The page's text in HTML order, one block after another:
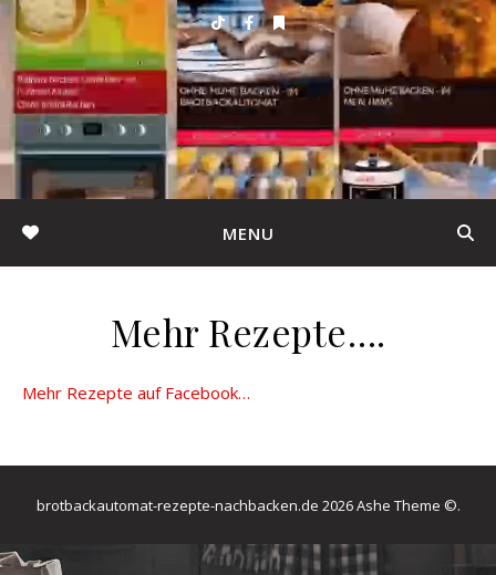
MENU
Mehr Rezepte….
Mehr Rezepte auf Facebook…
brotbackautomat-rezepte-nachbacken.de 2026 Ashe Theme ©.